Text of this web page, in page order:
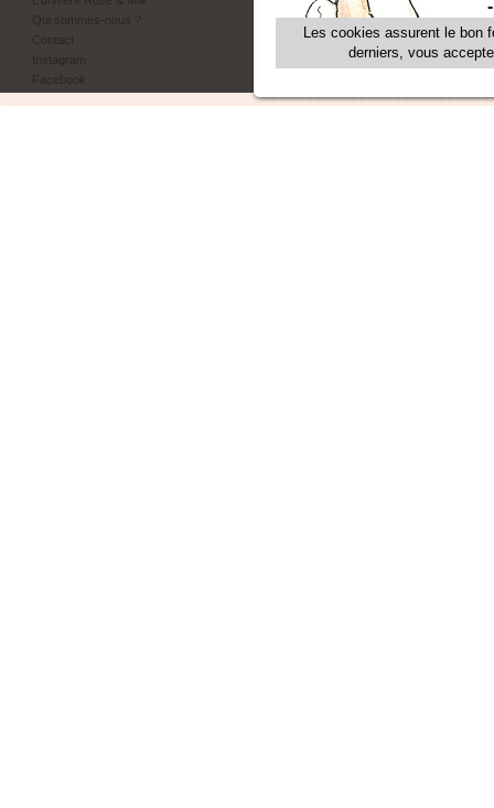
Qui sommes-nous ?
Contact
Instagram
Facebook
Emballage cadeau
Livraison maternité
Programme de fidélité